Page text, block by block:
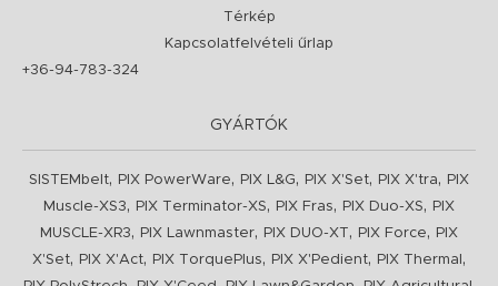
Térkép
Kapcsolatfelvételi űrlap
+36-94-783-324
GYÁRTÓK
SISTEMbelt, PIX PowerWare, PIX L&G, PIX X'Set, PIX X'tra,
PIX
Muscle-XS3, PIX Terminator-XS, PIX Fras, PIX Duo-XS,
PIX
MUSCLE-XR3, PIX Lawnmaster, PIX DUO-XT , PIX Force,
PIX
X'Set, PIX X'Act, PIX TorquePlus, PIX X'Pedient, PIX Thermal ,